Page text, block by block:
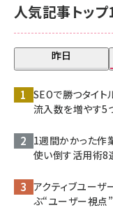
人気記事トッ
昨日
SEOで勝つタイト
流入数を増やす5
1週間かかった
使い倒す活用術8
アクティブユーザ
ぶ“ユーザー視点